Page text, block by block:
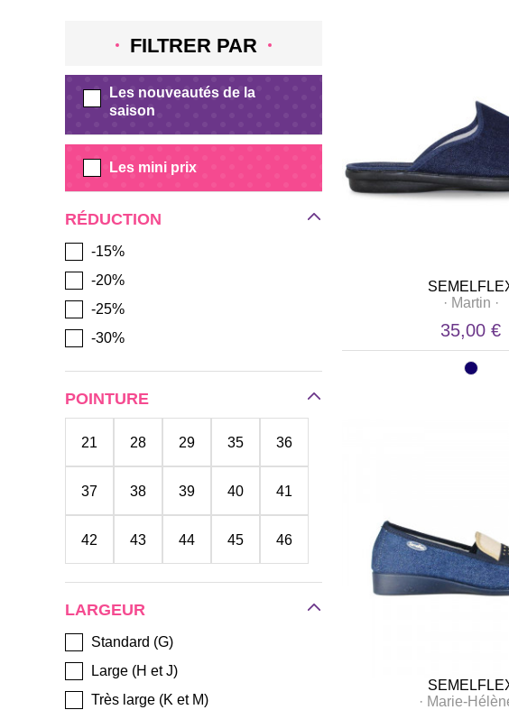
FILTRER PAR
Les nouveautés de la
saison
Les mini prix
RÉDUCTION
-15%
-20%
-25%
-30%
POINTURE
21 28 29 35 36
37 38 39 40 41
42 43 44 45 46
LARGEUR
Standard (G)
Large (H et J)
Très large (K et M)
· Martin ·
35,00 €
· Marie-